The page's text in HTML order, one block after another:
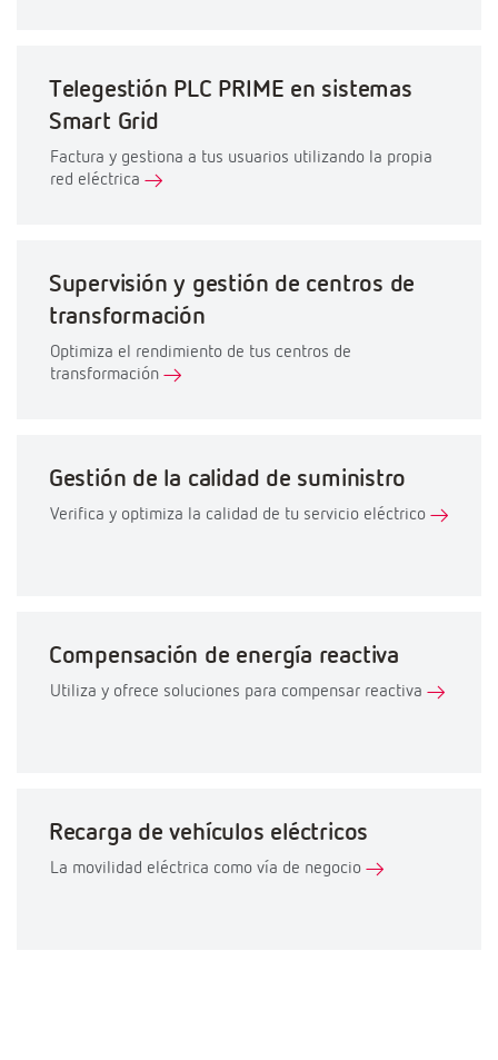
Telegestión PLC PRIME en sistemas
Smart Grid
Factura y gestiona a tus usuarios utilizando la propia
red eléctrica
Supervisión y gestión de centros de
transformación
Optimiza el rendimiento de tus centros de
transformación
Gestión de la calidad de suministro
Verifica y optimiza la calidad de tu servicio eléctrico
Compensación de energía reactiva
Utiliza y ofrece soluciones para compensar reactiva
Recarga de vehículos eléctricos
La movilidad eléctrica como vía de negocio